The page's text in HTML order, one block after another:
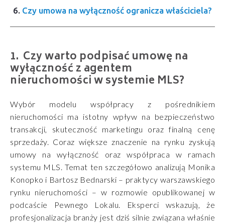
Czy umowa na wyłączność ogranicza właściciela?
Czy warto podpisać umowę na
wyłączność z agentem
nieruchomości w systemie MLS?
Wybór modelu współpracy z pośrednikiem
nieruchomości ma istotny wpływ na bezpieczeństwo
transakcji, skuteczność marketingu oraz finalną cenę
sprzedaży. Coraz większe znaczenie na rynku zyskują
umowy na wyłączność oraz współpraca w ramach
systemu MLS. Temat ten szczegółowo analizują Monika
Konopko i Bartosz Bednarski – praktycy warszawskiego
rynku nieruchomości – w rozmowie opublikowanej w
podcaście Pewnego Lokalu. Eksperci wskazują, że
profesjonalizacja branży jest dziś silnie związana właśnie